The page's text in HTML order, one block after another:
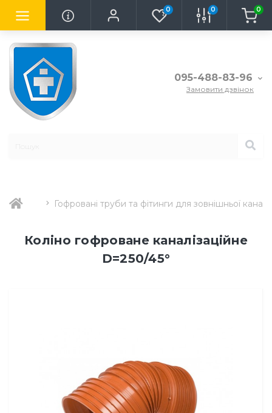
0 0 0
095-488-83-96
Замовити дзвінок
Гофровані труби та фітинги для зовнішньої
Коліно гофроване каналізаційне
D=250/45°